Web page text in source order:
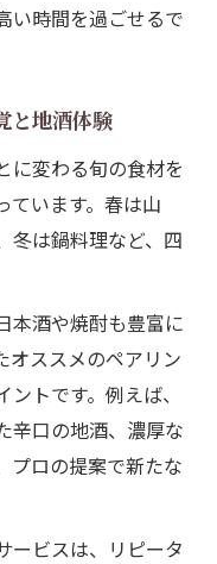
い時間を過ごせるで
と地酒体験
に変わる旬の食材を
ています。春は山
冬は鍋料理など、四
本酒や焼酎も豊富に
オススメのペアリン
トです。例えば、
辛口の地酒、濃厚な
プロの提案で新たな
ービスは、リピータ